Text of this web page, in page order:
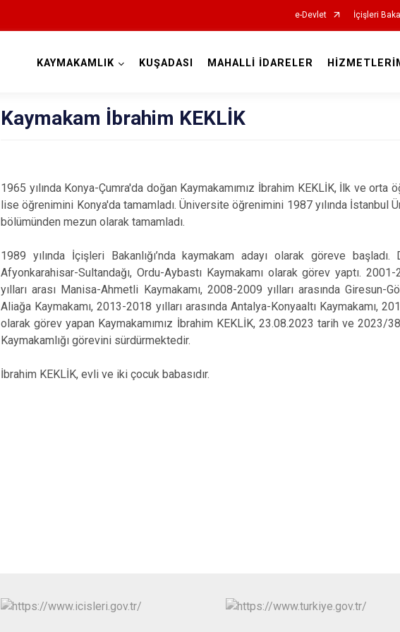
e-Devlet İçişleri
Bozdoğan
Didim
Germencik
İncirliova
KAYMAKAMLIK KUŞADASI MAHALLİ İDARELER
Kaymakam İbrahim KEKLİK
1965 yılında Konya-Çumra'da doğan Kaymakamımız İbrahim KEKLİK, İlk ve
lise öğrenimini Konya'da tamamladı. Üniversite öğrenimini 1987 yılında
bölümünden mezun olarak tamamladı.
1989 yılında İçişleri Bakanlığı’nda kaymakam adayı olarak göreve
Afyonkarahisar-Sultandağı, Ordu-Aybastı Kaymakamı olarak görev yaptı. 2001-
yılları arası Manisa-Ahmetli Kaymakamı, 2008-2009 yılları arasında Giresun-
Aliağa Kaymakamı, 2013-2018 yılları arasında Antalya-Konyaaltı Kaymakamı,
olarak görev yapan Kaymakamımız İbrahim KEKLİK, 23.08.2023 tarih ve 2023/
Kaymakamlığı görevini sürdürmektedir.
İbrahim KEKLİK, evli ve iki çocuk babasıdır.